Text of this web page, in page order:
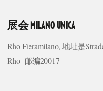
展会 MILANO UNICA
Rho Fieramilano, 地址是
Rho 邮编20017